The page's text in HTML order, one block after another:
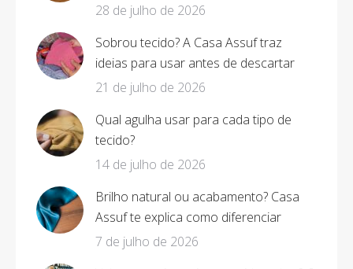
28 de julho de 2026
Sobrou tecido? A Casa Assuf traz
ideias para usar antes de descartar
21 de julho de 2026
Qual agulha usar para cada tipo de
tecido?
14 de julho de 2026
Brilho natural ou acabamento? Casa
Assuf te explica como diferenciar
7 de julho de 2026